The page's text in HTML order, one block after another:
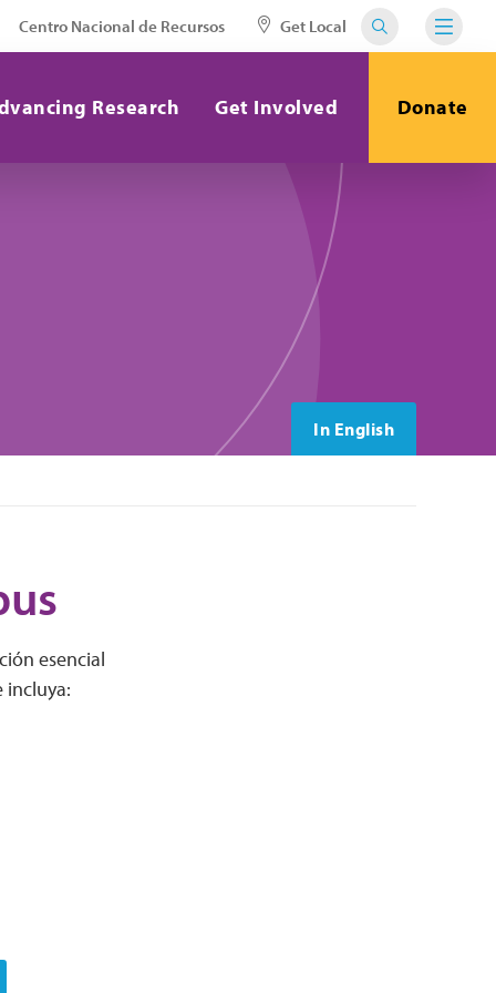
Centro Nacional de Recursos Get Local
Research Get Involved Donate
In English
esencial
incluya: